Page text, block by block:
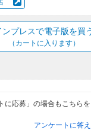
ンプレスで電子版を買
（カートに入ります）
に応募」の場合もこちら
アンケートに答